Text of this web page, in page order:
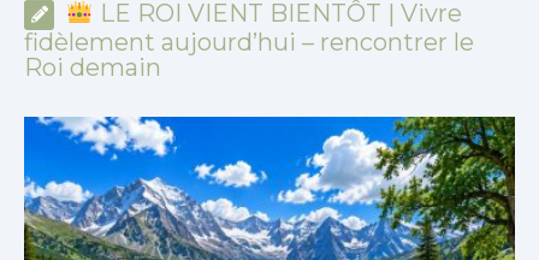
LE ROI VIENT BIENTÔT | Vivre
fidèlement aujourd’hui – rencontrer le
Roi demain